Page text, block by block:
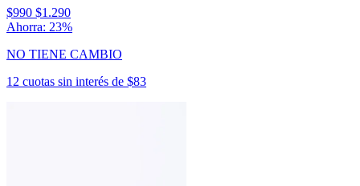
$990 $1.290
Ahorra: 23%
NO TIENE CAMBIO
12 cuotas sin interés de $83